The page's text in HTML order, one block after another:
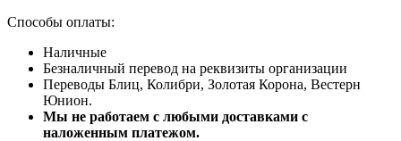
Способы оплаты:
Наличные
Безналичный перевод на реквизиты организации
Переводы Блиц, Колибри, Золотая Корона, Вестерн
Юнион.
Мы не работаем с любыми доставками с
наложенным платежом.